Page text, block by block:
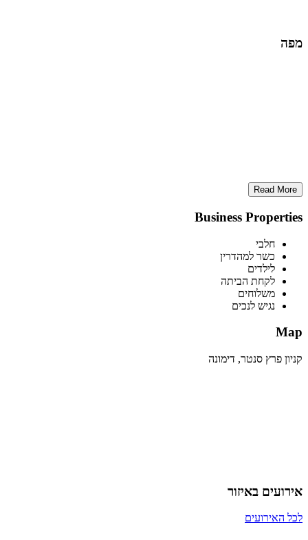
מפה
Read More
Business Properties
חלבי
כשר למהדרין
לילדים
לקחת הביתה
משלוחים
נגיש לנכים
Map
קניון פרץ סנטר, דימונה
אירועים באיזור
לכל האירועים